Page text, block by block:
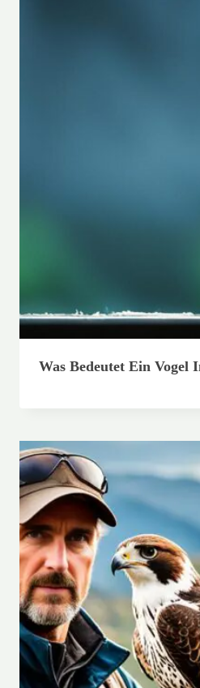
Was Bedeutet Ein Vogel